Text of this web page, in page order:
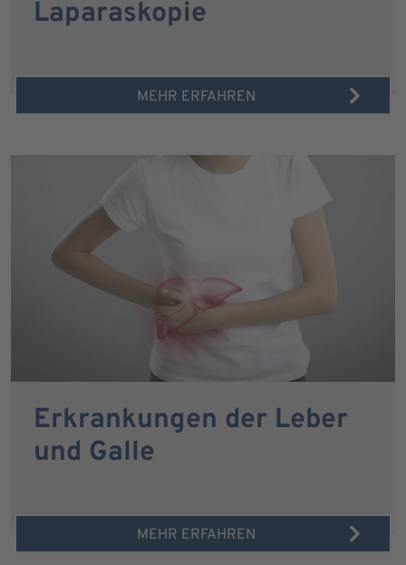
Laparaskopie
MEHR ERFAHREN
Erkrankungen der Leber
und Galle
MEHR ERFAHREN